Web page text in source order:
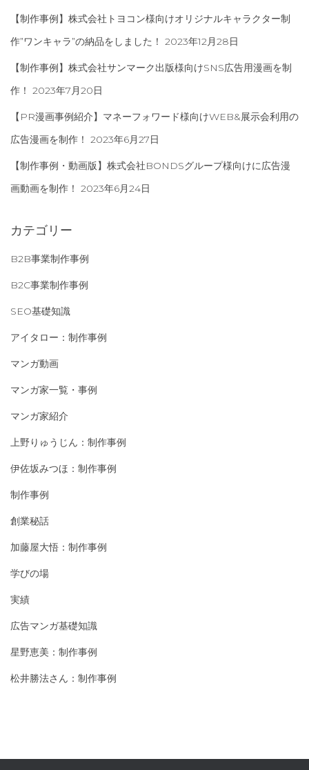
【制作事例】株式会社トヨコン様向けオリジナルキャラクター制
作”ワンキャラ”の納品をしました！ 2023年12月28日
【制作事例】株式会社サンマーク出版様向けSNS広告用漫画を制
作！ 2023年7月20日
【PR漫画事例紹介】マネーフォワード様向けWEB&展示会利用の
広告漫画を制作！ 2023年6月27日
【制作事例・動画版】株式会社BONDSグループ様向けに広告漫
画動画を制作！ 2023年6月24日
カテゴリー
B2B事業制作事例
B2C事業制作事例
SEO基礎知識
アイタロー：制作事例
マンガ動画
マンガ家一覧・事例
マンガ家紹介
上野りゅうじん：制作事例
伊佐坂みつほ：制作事例
制作事例
創業秘話
加藤屋大悟：制作事例
学びの場
実績
広告マンガ基礎知識
星野恵美：制作事例
松井勝法さん：制作事例